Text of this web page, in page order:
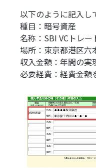
以下のように記入し
種目：暗号資産
名称：SBI VCトレー
場所：東京都港区六
収入金額：年間の実
必要経費：経費金額